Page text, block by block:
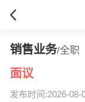
销售业务/全职
面议
发布时间:2026-08-